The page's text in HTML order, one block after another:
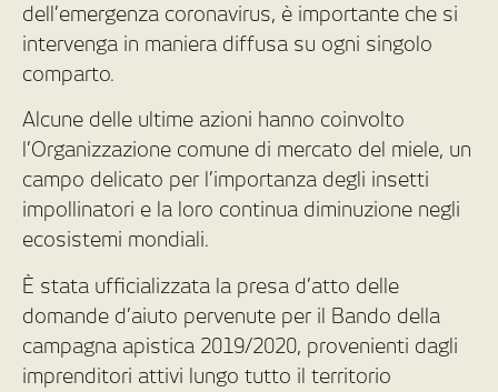
dell’emergenza coronavirus, è importante che si
intervenga in maniera diffusa su ogni singolo
comparto.
Alcune delle ultime azioni hanno coinvolto
l’Organizzazione comune di mercato del miele, un
campo delicato per l’importanza degli insetti
impollinatori e la loro continua diminuzione negli
ecosistemi mondiali.
È stata ufficializzata la presa d’atto delle
domande d’aiuto pervenute per il Bando della
campagna apistica 2019/2020, provenienti dagli
imprenditori attivi lungo tutto il territorio